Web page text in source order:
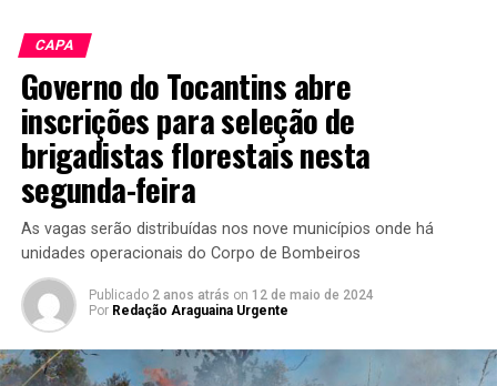
CAPA
Governo do Tocantins abre
inscrições para seleção de
brigadistas florestais nesta
segunda-feira
As vagas serão distribuídas nos nove municípios onde há
unidades operacionais do Corpo de Bombeiros
Publicado 2 anos atrás on 12 de maio de 2024
Por Redação Araguaina Urgente